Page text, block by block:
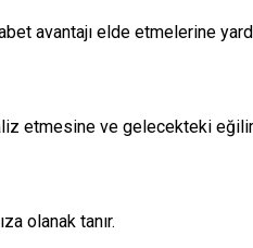
avantajı elde etmelerine
etmesine ve gelecekteki
olanak tanır.